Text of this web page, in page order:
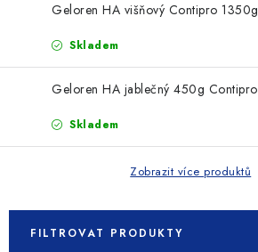
ZNAČKY
Ceník dopravy Kontakty
Podmínky ochrany osobních údajů
Geloren HA višňový Contipro 1350g
Skladem
Geloren HA jablečný 450g Contipro
Skladem
Zobrazit více produktů
FILTROVAT PRODUKTY